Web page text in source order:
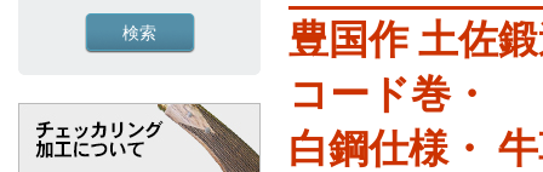
豊国作 土佐
コード巻・
白鋼仕様・